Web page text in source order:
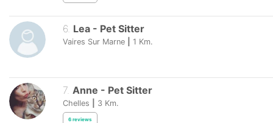
6. Lea - Pet Sitter
Vaires Sur Marne 1 Km.
7. Anne - Pet Sitter
Chelles 3 Km.
6 reviews